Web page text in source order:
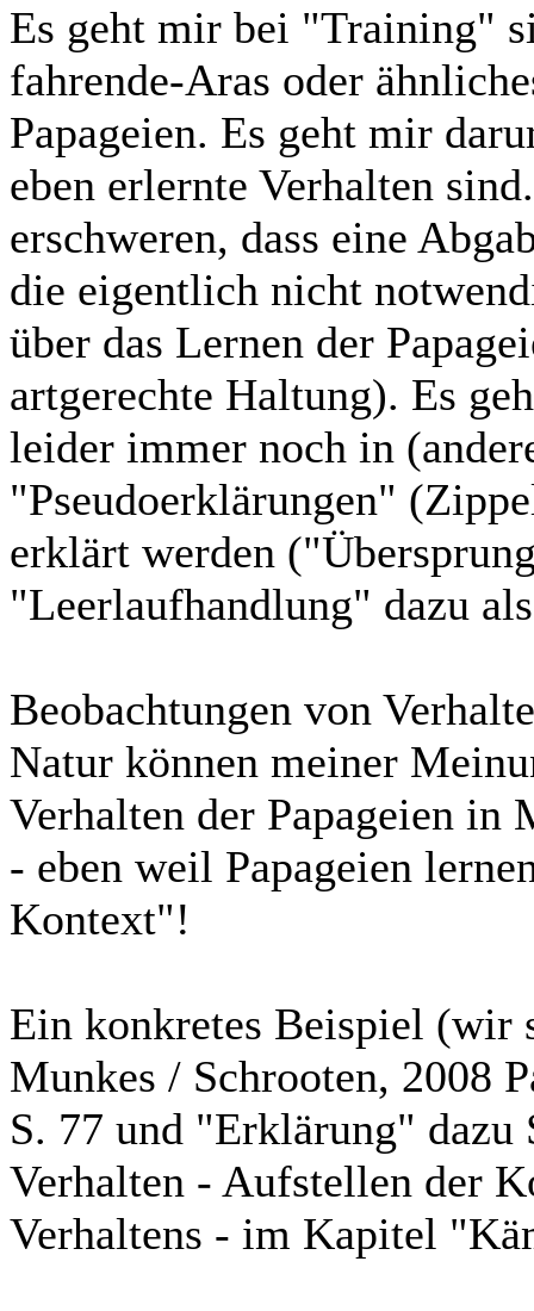
Es geht mir bei "Training"
fahrende-Aras oder
Papageien. Es geht mir
eben erlernte Verhalten
erschweren, dass eine
die eigentlich nicht
über das Lernen der
artgerechte Haltung). Es
leider immer noch in
"Pseudoerklärungen"
erklärt werden
"Leerlaufhandlung" dazu
Beobachtungen von
Natur können meiner
Verhalten der Papageien in
- eben weil Papageien
Kontext"!
Ein konkretes Beispiel
Munkes / Schrooten, 2008
S. 77 und "Erklärung"
Verhalten - Aufstellen der
Verhaltens - im Kapitel